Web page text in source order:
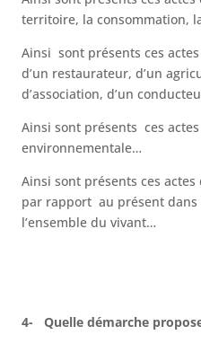
territoire, la consommation,
Ainsi sont présents ces
d’un restaurateur, d’un
d’association, d’un
Ainsi sont présents ces
environnementale…
Ainsi sont présents ces
par rapport au présent dans
l’ensemble du vivant…
4- Quelle démarche